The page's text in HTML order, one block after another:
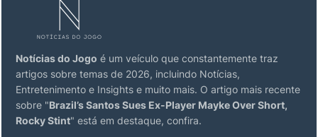
Notícias do Jogo é um veículo que constantemente traz
artigos sobre temas de 2026, incluindo Notícias,
Entretenimento e Insights e muito mais. O artigo mais recente
sobre "Brazil’s Santos Sues Ex-Player Mayke Over Short,
Rocky Stint" está em destaque, confira.